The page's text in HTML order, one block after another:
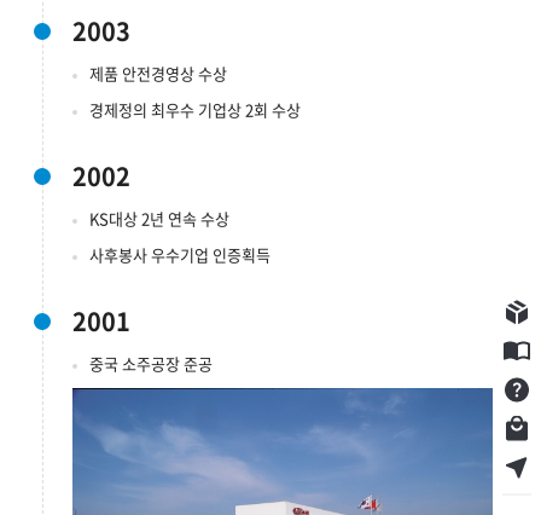
2003
제품 안전경영상 수상
경제정의 최우수 기업상 2회 수상
2002
KS대상 2년 연속 수상
사후봉사 우수기업 인증획득
2001
중국 소주공장 준공
Q&A